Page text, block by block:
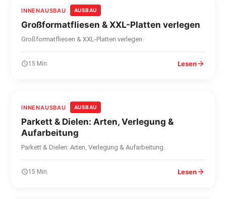
INNENAUSBAU AUSBAU
Großformatfliesen & XXL-Platten verlegen
Großformatfliesen & XXL-Platten verlegen.
15 Min. Lesen
INNENAUSBAU AUSBAU
Parkett & Dielen: Arten, Verlegung &
Aufarbeitung
Parkett & Dielen: Arten, Verlegung & Aufarbeitung.
15 Min. Lesen